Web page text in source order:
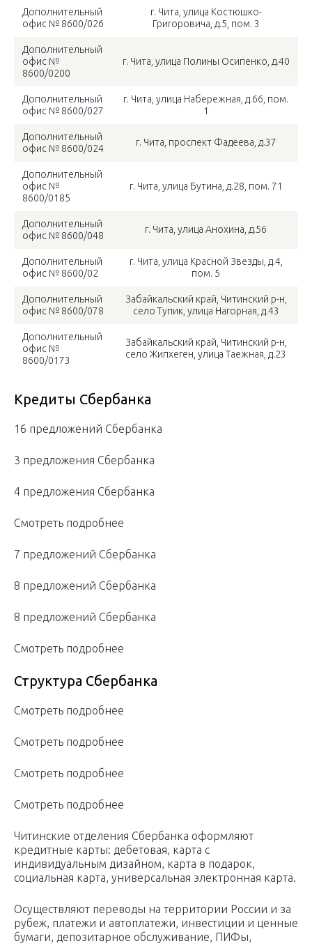
Дополнительный
офис № 8600/026
г. Чита, улица Костюшко-
Григоровича, д.5, пом. 3
Дополнительный
офис №
8600/0200
г. Чита, улица Полины Осипенко, д.40
Дополнительный
офис № 8600/027
г. Чита, улица Набережная, д.66, пом.
1
Дополнительный
офис № 8600/024
г. Чита, проспект Фадеева, д.37
Дополнительный
офис №
8600/0185
г. Чита, улица Бутина, д.28, пом. 71
Дополнительный
офис № 8600/048
г. Чита, улица Анохина, д.56
Дополнительный
офис № 8600/02
г. Чита, улица Красной Звезды, д.4,
пом. 5
Дополнительный
офис № 8600/078
Забайкальский край, Читинский р-н,
село Тупик, улица Нагорная, д.43
Дополнительный
офис №
8600/0173
Забайкальский край, Читинский р-н,
село Жипхеген, улица Таежная, д.23
Кредиты Сбербанка
16 предложений Сбербанка
3 предложения Сбербанка
4 предложения Сбербанка
Смотреть подробнее
7 предложений Сбербанка
8 предложений Сбербанка
8 предложений Сбербанка
Смотреть подробнее
Структура Сбербанка
Смотреть подробнее
Смотреть подробнее
Смотреть подробнее
Смотреть подробнее
Читинские отделения Сбербанка оформляют
кредитные карты: дебетовая, карта с
индивидуальным дизайном, карта в подарок,
социальная карта, универсальная электронная карта.
Осуществляют переводы на территории России и за
рубеж, платежи и автоплатежи, инвестиции и ценные
бумаги, депозитарное обслуживание, ПИФы,